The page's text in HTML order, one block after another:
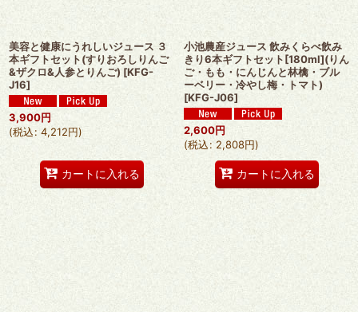
美容と健康にうれしいジュース ３
本ギフトセット(すりおろしりんご
&ザクロ&人参とりんご) [KFG-
J16]
3,900円
(税込: 4,212円)
カートに入れる
小池農産ジュース 飲みくらべ飲み
きり6本ギフトセット[180ml](りん
ご・もも・にんじんと林檎・ブル
ーベリー・冷やし梅・トマト)
[KFG-J06]
2,600円
(税込: 2,808円)
カートに入れる